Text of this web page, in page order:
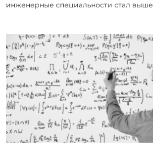
инженерные специальности стал выше